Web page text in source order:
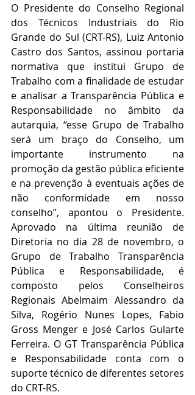
O Presidente do Conselho Regional
dos Técnicos Industriais do Rio
Grande do Sul (CRT-RS), Luiz Antonio
Castro dos Santos, assinou portaria
normativa que institui Grupo de
Trabalho com a finalidade de estudar
e analisar a Transparência Pública e
Responsabilidade no âmbito da
autarquia, “esse Grupo de Trabalho
será um braço do Conselho, um
importante instrumento na
promoção da gestão pública eficiente
e na prevenção à eventuais ações de
não conformidade em nosso
conselho”, apontou o Presidente.
Aprovado na última reunião de
Diretoria no dia 28 de novembro, o
Grupo de Trabalho Transparência
Pública e Responsabilidade, é
composto pelos Conselheiros
Regionais Abelmaim Alessandro da
Silva, Rogério Nunes Lopes, Fabio
Gross Menger e José Carlos Gularte
Ferreira. O GT Transparência Pública
e Responsabilidade conta com o
suporte técnico de diferentes setores
do CRT-RS.